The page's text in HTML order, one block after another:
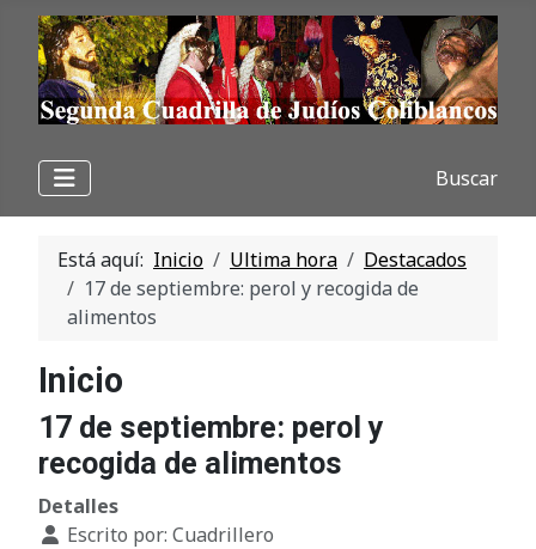
Buscar
Está aquí: Inicio Ultima hora
Destacados
17 de septiembre: perol y recogida de
alimentos
Inicio
17 de septiembre: perol y
recogida de alimentos
Detalles
Escrito por: Cuadrillero